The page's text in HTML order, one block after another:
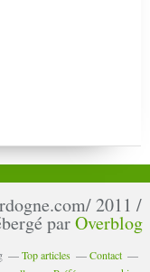
2011 /
parOverblog
Top articles
Contact